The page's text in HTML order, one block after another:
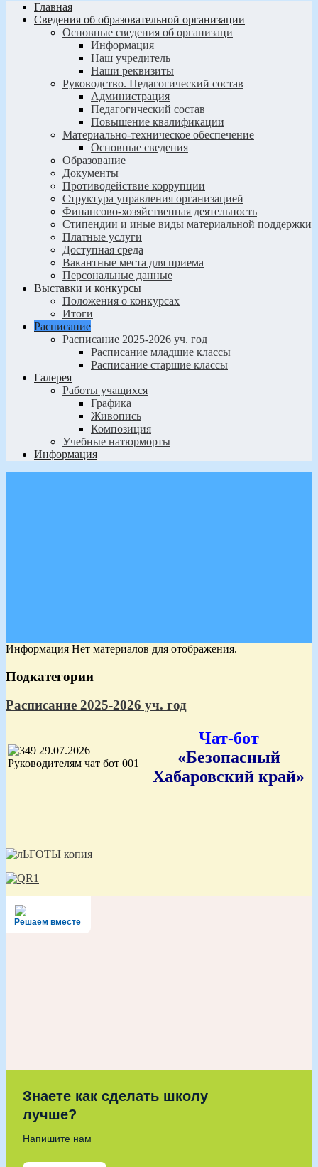
Главная
Сведения об образовательной организации
Основные сведения об организаци
Информация
Наш учредитель
Наши реквизиты
Руководство. Педагогический состав
Администрация
Педагогический состав
Повышение квалификации
Материально-техническое обеспечение
Основные сведения
Образование
Документы
Противодействие коррупции
Структура управления организацией
Финансово-хозяйственная деятельность
Стипендии и иные виды материальной поддержки
Платные услуги
Доступная среда
Вакантные места для приема
Персональные данные
Выставки и конкурсы
Положения о конкурсах
Итоги
Расписание
Расписание 2025-2026 уч. год
Расписание младшие классы
Расписание старшие классы
Галерея
Работы учащихся
Графика
Живопись
Композиция
Учебные натюрморты
Информация
Информация Нет материалов для отображения.
Подкатегории
Расписание 2025-2026 уч. год
Чат-бот
«Безопасный
Хабаровский край»
Решаем вместе
Знаете как сделать школу
лучше?
Напишите нам